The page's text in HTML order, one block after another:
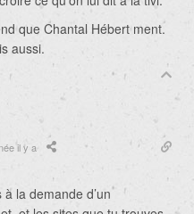
que Chantal Hébert ment.
aussi.
il y a
la demande d’un